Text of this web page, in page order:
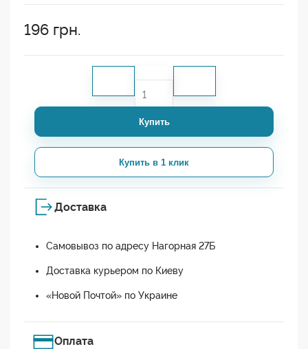
196 грн.
Купить
Купить в 1 клик
Доставка
Самовывоз по адресу Нагорная 27Б
Доставка курьером по Киеву
«Новой Почтой» по Украине
Оплата